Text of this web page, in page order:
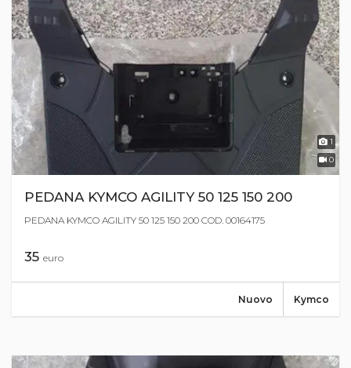
1
0
PEDANA KYMCO AGILITY 50 125 150 200
PEDANA KYMCO AGILITY 50 125 150 200 COD. 00164175
35 euro
Kymco
Nuovo